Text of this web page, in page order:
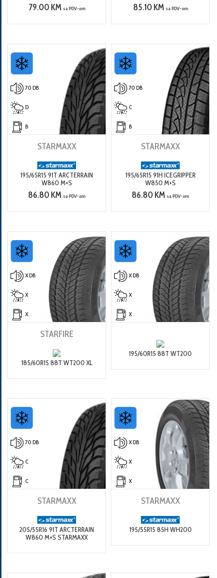
79.00 KM sa PDV-om 85.10 KM sa PDV-om
70 DB
D
B
STARMAXX
195/65R15 91T ARCTERRAIN
W860 M+S
86.80 KM sa PDV-om
70 DB
C
B
STARMAXX
195/65R15 91H ICEGRIPPER
W850 M+S
86.80 KM sa PDV-om
X DB
X
X
STARFIRE
185/60R15 88T WT200 XL
X DB
X
X
195/60R15 88T WT200
70 DB
C
C
STARMAXX
205/55R16 91T ARCTERRAIN
W860 M+S STARMAXX
X DB
X
X
STARMAXX
195/55R15 85H WH200